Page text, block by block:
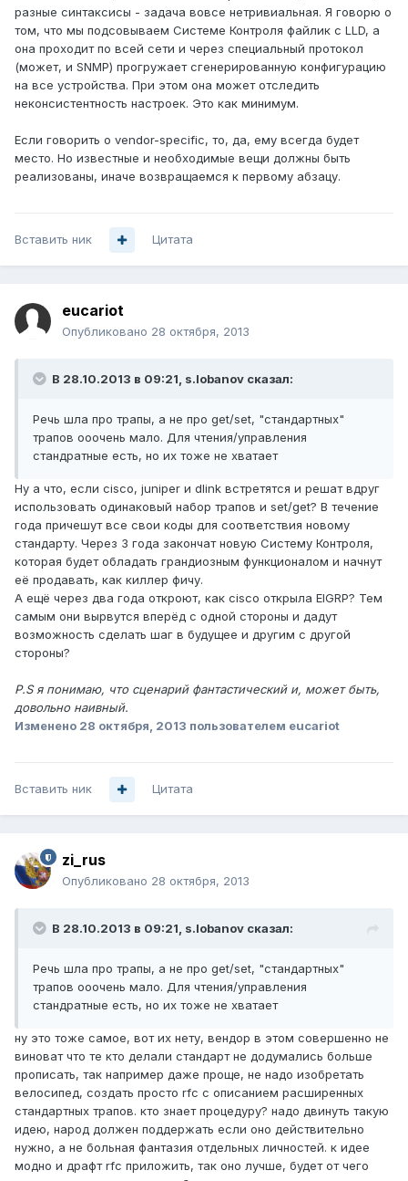
разные синтаксисы - задача вовсе нетривиальная. Я говорю о
том, что мы подсовываем Системе Контроля файлик с LLD, а
она проходит по всей сети и через специальный протокол
(может, и SNMP) прогружает сгенерированную конфигурацию
на все устройства. При этом она может отследить
неконсистентность настроек. Это как минимум.
Если говорить о vendor-specific, то, да, ему всегда будет
место. Но известные и необходимые вещи должны быть
реализованы, иначе возвращаемся к первому абзацу.
Вставить ник Цитата
eucariot
Опубликовано 28 октября, 2013
В 28.10.2013 в 09:21, s.lobanov сказал:
Речь шла про трапы, а не про get/set, "стандартных"
трапов ооочень мало. Для чтения/управления
стандратные есть, но их тоже не хватает
Ну а что, если cisco, juniper и dlink встретятся и решат вдруг
использовать одинаковый набор трапов и set/get? В течение
года причешут все свои коды для соответствия новому
стандарту. Через 3 года закончат новую Систему Контроля,
которая будет обладать грандиозным функционалом и начнут
её продавать, как киллер фичу.
А ещё через два года откроют, как cisco открыла EIGRP? Тем
самым они вырвутся вперёд с одной стороны и дадут
возможность сделать шаг в будущее и другим с другой
стороны?
P.S я понимаю, что сценарий фантастический и, может быть,
довольно наивный.
Изменено 28 октября, 2013 пользователем eucariot
Вставить ник Цитата
zi_rus
Опубликовано 28 октября, 2013
В 28.10.2013 в 09:21, s.lobanov сказал:
Речь шла про трапы, а не про get/set, "стандартных"
трапов ооочень мало. Для чтения/управления
стандратные есть, но их тоже не хватает
ну это тоже самое, вот их нету, вендор в этом совершенно не
виноват что те кто делали стандарт не додумались больше
прописать, так например даже проще, не надо изобретать
велосипед, создать просто rfc с описанием расширенных
стандартных трапов. кто знает процедуру? надо двинуть такую
идею, народ должен поддержать если оно действительно
нужно, а не больная фантазия отдельных личностей. к идее
модно и драфт rfc приложить, так оно лучше, будет от чего